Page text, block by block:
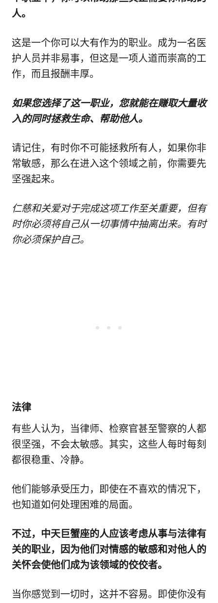
人。
这是一个你可以大有作为的职业。成为一名医
护人员并非易事，但这是一项人道而崇高的工
作，而且报酬丰厚。
如果您选择了这一职业，您就能在赚取大量收
入的同时拯救生命、帮助他人。
请记住，有时你不可能拯救所有人，如果你非
常敏感，那么在进入这个领域之前，你需要先
坚强起来。
仁慈和关爱对于完成这项工作至关重要，但有
时你必须将自己从一切事情中抽离出来。有时
你必须保护自己。
法律
有些人认为，当律师、检察官甚至警察的人都
很坚强，不会太敏感。其实，这些人每时每刻
都很稳重、冷静。
他们能够承受压力，即使在不喜欢的情况下，
也知道如何处理困难的局面。
不过，中天巨蟹座的人应该考虑从事与法律有
关的职业，因为他们对情感的敏感和对他人的
关怀会使他们成为该领域的佼佼者。
当你感觉到一切时，这并不容易。即使你没有